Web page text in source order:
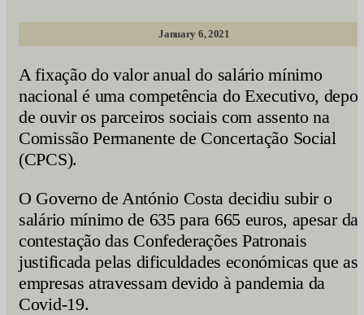
January 6, 2021
A fixação do valor anual do salário mínimo
nacional é uma competência do Executivo,
de ouvir os parceiros sociais com assento na
Comissão Permanente de Concertação Social
(CPCS).
O Governo de António Costa decidiu subir o
salário mínimo de 635 para 665 euros, apesar da
contestação das Confederações Patronais
justificada pelas dificuldades económicas que as
empresas atravessam devido à pandemia da
Covid-19.